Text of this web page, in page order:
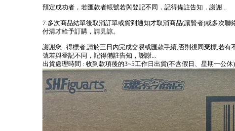
預定成功者，若匯款者帳號若與登記不同，記得備註告知，謝謝...
7.多次商品結單後取消訂單或貨到通知才取消商品(讓賢者)或多次
付清才給予訂購，請見諒。
謝謝您...得標者,請於三日內完成交易或匯款手續,否則視同棄標,若
號若與登記不同，記得備註告知，謝謝...
出貨處理時間 : 收到款項後的3~5工作日出貨(不含假日、星期一公